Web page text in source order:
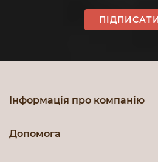
Інформація про компанію
Допомога